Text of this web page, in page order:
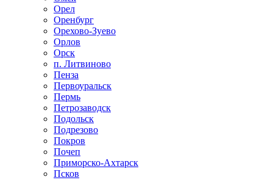
Орел
Оренбург
Орехово-Зуево
Орлов
Орск
п. Литвиново
Пенза
Первоуральск
Пермь
Петрозаводск
Подольск
Подрезово
Покров
Почеп
Приморско-Ахтарск
Псков